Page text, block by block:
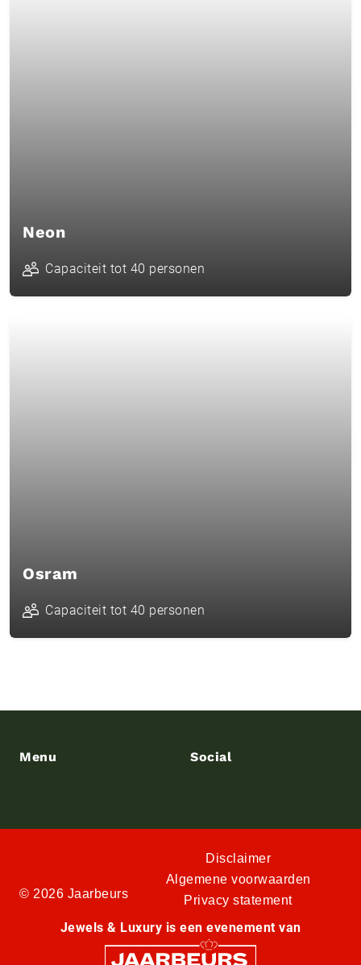
Neon
Capaciteit tot 40 personen
Osram
Capaciteit tot 40 personen
Menu Social
© 2026 Jaarbeurs
Disclaimer
Algemene voorwaarden
Privacy statement
Jewels & Luxury is een evenement van